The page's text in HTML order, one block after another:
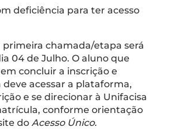
deficiência para ter acesso
primeira chamada/etapa será
04 de Julho. O aluno que
concluir a inscrição e
deve acessar a plataforma,
e se direcionar à Unifacisa
conforme orientação
do Acesso Único.